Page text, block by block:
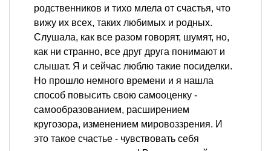
родственников и тихо млела от счастья, что
вижу их всех, таких любимых и родных.
Слушала, как все разом говорят, шумят, но,
как ни странно, все друг друга понимают и
слышат. Я и сейчас люблю такие посиделки.
Но прошло немного времени и я нашла
способ повысить свою самооценку -
самообразованием, расширением
кругозора, изменением мировоззрения. И
это такое счастье - чувствовать себя